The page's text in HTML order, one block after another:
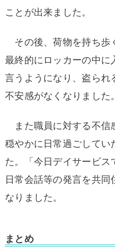
ことが出来ました。
その後、荷物を持ち歩
最終的にロッカーの中に
言うようになり、盗られ
不安感がなくなりました。
また職員に対する不信
穏やかに日常過ごしてい
た。「今日デイサービス
日常会話等の発言を共
なりました。
まとめ